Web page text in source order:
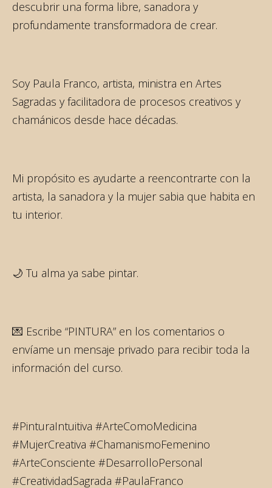
descubrir una forma libre, sanadora y
profundamente transformadora de crear.
Soy Paula Franco, artista, ministra en Artes
Sagradas y facilitadora de procesos creativos y
chamánicos desde hace décadas.
Mi propósito es ayudarte a reencontrarte con la
artista, la sanadora y la mujer sabia que habita en
tu interior.
🌙 Tu alma ya sabe pintar.
💌 Escribe “PINTURA” en los comentarios o
envíame un mensaje privado para recibir toda la
información del curso.
#PinturaIntuitiva #ArteComoMedicina
#MujerCreativa #ChamanismoFemenino
#ArteConsciente #DesarrolloPersonal
#CreatividadSagrada #PaulaFranco